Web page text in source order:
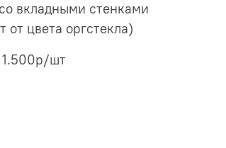
вкладными стенками
цвета оргстекла)
1.500р/шт